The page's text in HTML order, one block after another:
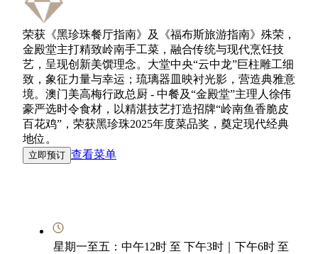
荣获《黑珍珠餐厅指南》及《福布斯旅游指南》殊荣，
金殿堂主打精致岭南手工菜，融合传统与现代烹饪技
艺，呈现创新美馔理念。大堂中央“云中龙”巨柱雕工细
致，象征力量与幸运；琉璃器皿映衬光影，营造典雅意
境。澳门美高梅行政总厨 - 中餐及“金殿堂”主理人徐伟
豪严选时令食材，以精湛技艺打造招牌“岭南鱼香脆皮
百花鸡”，荣获黑珍珠2025年度菜品奖，奠定现代经典
地位。
立即预订 查看菜单
星期一至五：中午12时 至 下午3时｜下午6时 至